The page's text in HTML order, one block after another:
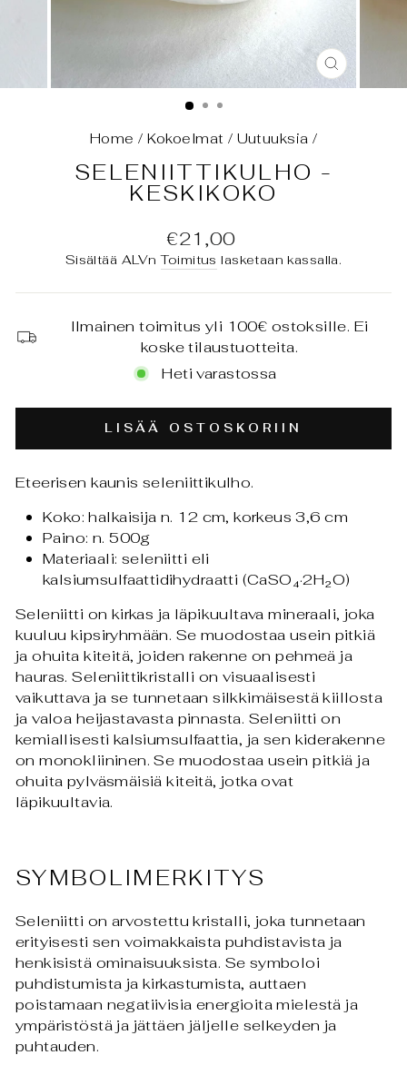
SULJE
(ESC)
Home / Kokoelmat / Uutuuksia /
SELENIITTIKULHO -
KESKIKOKO
Normaali
hinta
€21,00
Sisältää ALVnToimitus lasketaan kassalla.
Ilmainen toimitus yli 100€ ostoksille. Ei
koske tilaustuotteita.
Heti varastossa
LISÄÄ OSTOSKORIIN
Eteerisen kaunis seleniittikulho.
Koko: halkaisija n. 12 cm, korkeus 3,6 cm
Paino: n. 500g
Materiaali: seleniitti eli
kalsiumsulfaattidihydraatti (CaSO₄·2H₂O)
Seleniitti on kirkas ja läpikuultava mineraali, joka
kuuluu kipsiryhmään. Se muodostaa usein pitkiä
ja ohuita kiteitä, joiden rakenne on pehmeä ja
hauras. Seleniittikristalli on visuaalisesti
vaikuttava ja se tunnetaan silkkimäisestä kiillosta
ja valoa heijastavasta pinnasta. Seleniitti on
kemiallisesti kalsiumsulfaattia, ja sen kiderakenne
on monokliininen. Se muodostaa usein pitkiä ja
ohuita pylväsmäisiä kiteitä, jotka ovat
läpikuultavia.
SYMBOLIMERKITYS
Seleniitti on arvostettu kristalli, joka tunnetaan
erityisesti sen voimakkaista puhdistavista ja
henkisistä ominaisuuksista. Se symboloi
puhdistumista ja kirkastumista, auttaen
poistamaan negatiivisia energioita mielestä ja
ympäristöstä ja jättäen jäljelle selkeyden ja
puhtauden.